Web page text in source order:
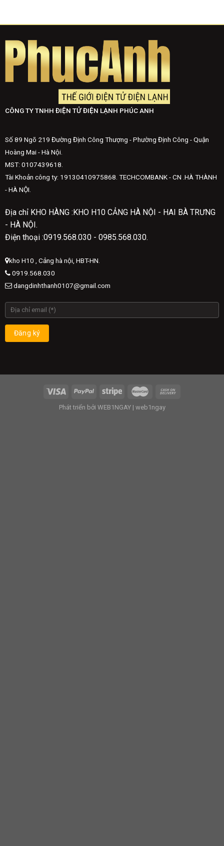
CÔNG TY TNHH ĐIỆN TỬ ĐIỆN LẠNH PHÚC ANH
Số 89 Ngõ 219 Đường Định Công Thượng - Phường Định Công - Quận
Hoàng Mai - Hà Nội.
MST: 0107439618.
Tài Khoản công ty: 19130410975868. TECHCOMBANK - CN .HÀ THÀNH
- HÀ NỘI.
Địa chỉ KHO HÀNG :KHO H10 CẢNG HÀ NỘI - HAI BÀ TRƯNG
- HÀ NỘI.
Điện thoại :0919.568.030 - 0985.568.030.
kho H10 , Cảng hà nội, HBT-HN.
0919.568.030
dangdinhthanh0107@gmail.com
Phát triển bởi WEB1NGAY| web1ngay